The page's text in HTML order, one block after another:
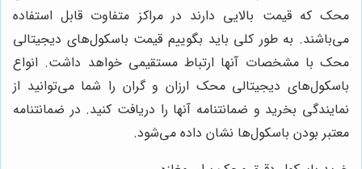
محک که قیمت بالایی دارند در مراکز متفاوت قابل استفاده
می‌باشند. به طور کلی باید بگوییم قیمت باسکول‌های دیجیتالی
محک با مشخصات آنها ارتباط مستقیمی خواهد داشت. انواع
باسکول‌های دیجیتالی محک ارزان و گران را شما می‌توانید از
نمایندگی بخرید و ضمانتنامه آنها را دریافت کنید. در ضمانتنامه
معتبر بودن باسکول‌ها نشان داده می‌شود.